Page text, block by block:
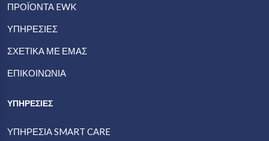
ΠΡΟΪΟΝΤΑ EWK
ΥΠΗΡΕΣΊΕΣ
ΣΧΕΤΙΚΆ ΜΕ ΕΜΆΣ
ΕΠΙΚΟΙΝΩΝΊΑ
ΥΠΗΡΕΣΙΕΣ
ΥΠΗΡΕΣΊΑ SMART CARE